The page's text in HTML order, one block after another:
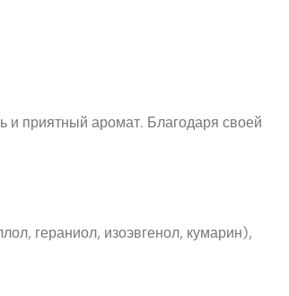
и приятный аромат. Благодаря своей
гераниол, изоэвгенол, кумарин),